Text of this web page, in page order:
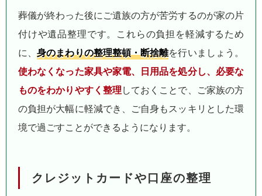
葬儀が終わった後にご遺族の方が苦労するのが家の片
付けや遺品整理です。これらの負担を軽減するため
に、身のまわりの整理整頓・断捨離を行いましょう。
使わなくなった家具や家電、日用品を処分し、必要な
ものをわかりやすく整理 しておくことで、ご家族の方
の負担が大幅に軽減でき、ご自身もスッキリとした環
境で過ごすことができるようになります。
クレジットカードや口座の整理